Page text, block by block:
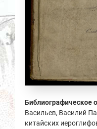
Библиографическое
Васильев, Василий
китайских